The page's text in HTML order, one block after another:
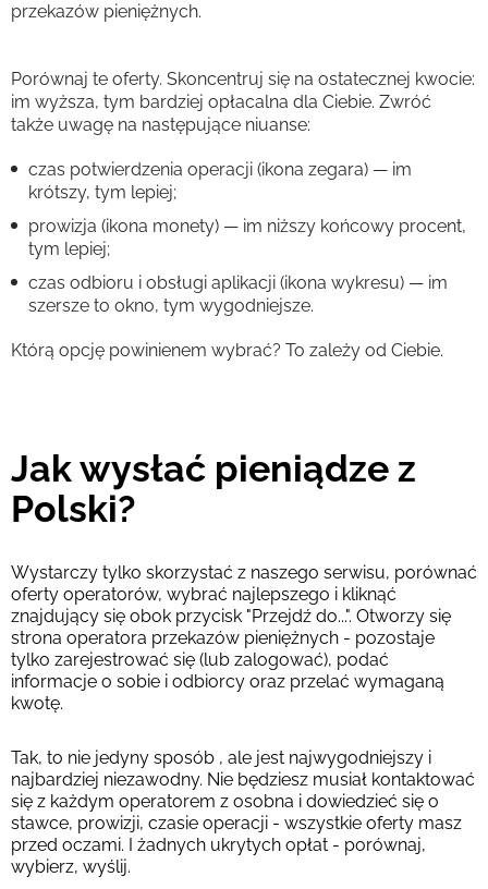
przekazów pieniężnych.
Porównaj te oferty. Skoncentruj się na ostatecznej kwocie:
im wyższa, tym bardziej opłacalna dla Ciebie. Zwróć
także uwagę na następujące niuanse:
czas potwierdzenia operacji (ikona zegara) — im
krótszy, tym lepiej;
prowizja (ikona monety) — im niższy końcowy procent,
tym lepiej;
czas odbioru i obsługi aplikacji (ikona wykresu) — im
szersze to okno, tym wygodniejsze.
Którą opcję powinienem wybrać? To zależy od Ciebie.
Jak wysłać pieniądze z
Polski?
Wystarczy tylko skorzystać z naszego serwisu, porównać
oferty operatorów, wybrać najlepszego i kliknąć
znajdujący się obok przycisk "Przejdź do...". Otworzy się
strona operatora przekazów pieniężnych - pozostaje
tylko zarejestrować się (lub zalogować), podać
informacje o sobie i odbiorcy oraz przelać wymaganą
kwotę.
Tak, to nie jedyny sposób , ale jest najwygodniejszy i
najbardziej niezawodny. Nie będziesz musiał kontaktować
się z każdym operatorem z osobna i dowiedzieć się o
stawce, prowizji, czasie operacji - wszystkie oferty masz
przed oczami. I żadnych ukrytych opłat - porównaj,
wybierz, wyślij.